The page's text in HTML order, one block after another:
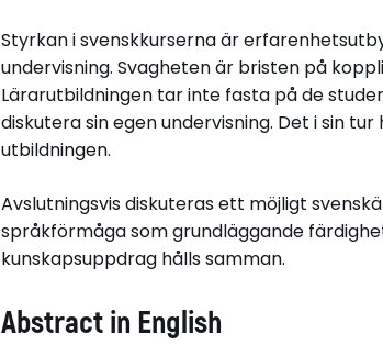
Styrkan i svenskkurserna är
undervisning. Svagheten är bristen på
Lärarutbildningen tar inte fasta på de
diskutera sin egen undervisning. Det i sin
utbildningen.
Avslutningsvis diskuteras ett möjligt
språkförmåga som grundläggande
kunskapsuppdrag hålls samman.
Abstract in English